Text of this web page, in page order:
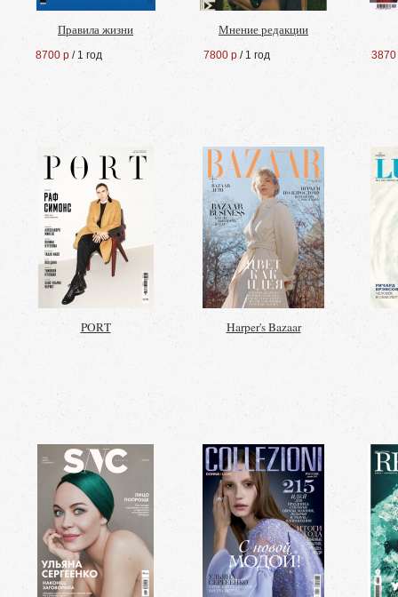
Правила жизни
8700 р / 1 год
Мнение редакции
7800 р / 1 год 3870
PORT Harper's Bazaar